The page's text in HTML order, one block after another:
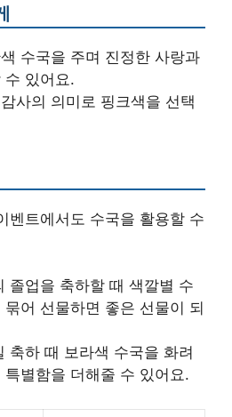
수국을 주며 진정한 사랑과
수 있어요.
사의 의미로 핑크색을 선택
벤트에서도 수국을 활용할 수
졸업을 축하할 때 색깔별 수
어 선물하면 좋은 선물이 되
축하 때 보라색 수국을 화려
별함을 더해줄 수 있어요.